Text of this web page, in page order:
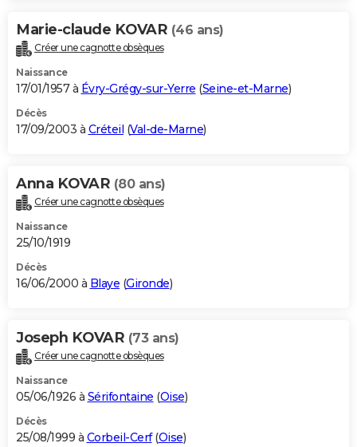
Marie-claude KOVAR (46 ans)
Créer une cagnotte obsèques
Naissance
17/01/1957 à Évry-Grégy-sur-Yerre (Seine-et-Marne)
Décès
17/09/2003 à Créteil (Val-de-Marne)
Anna KOVAR (80 ans)
Créer une cagnotte obsèques
Naissance
25/10/1919
Décès
16/06/2000 à Blaye (Gironde)
Joseph KOVAR (73 ans)
Créer une cagnotte obsèques
Naissance
05/06/1926 à Sérifontaine (Oise)
Décès
25/08/1999 à Corbeil-Cerf(Oise)